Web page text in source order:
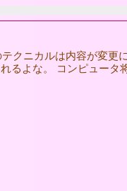
クニカルは内容が変更
るよな。 コンピュータ